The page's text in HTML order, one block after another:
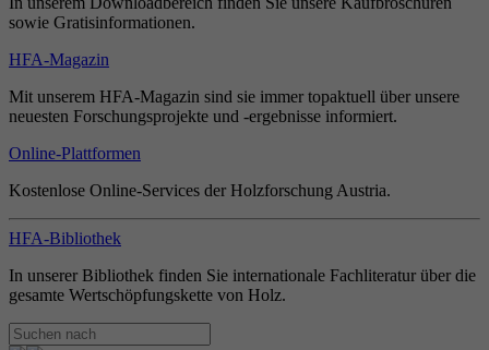
sowie Gratisinformationen.
HFA-Magazin
Mit unserem HFA-Magazin sind sie immer topaktuell über unsere
neuesten Forschungsprojekte und -ergebnisse informiert.
Online-Plattformen
Kostenlose Online-Services der Holzforschung Austria.
HFA-Bibliothek
In unserer Bibliothek finden Sie internationale Fachliteratur über die
gesamte Wertschöpfungskette von Holz.